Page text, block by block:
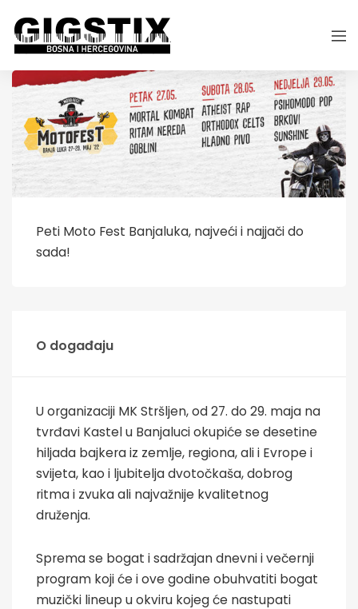
Peti Moto Fest Banjaluka, najveći i najjači do
sada!
O događaju
U organizaciji MK Stršljen, od 27. do 29. maja na
tvrđavi Kastel u Banjaluci okupiće se desetine
hiljada bajkera iz zemlje, regiona, ali i Evrope i
svijeta, kao i ljubitelja dvotočkaša, dobrog
ritma i zvuka ali najvažnije kvalitetnog
druženja.
Sprema se bogat i sadržajan dnevni i večernji
program koji će i ove godine obuhvatiti bogat
muzički lineup u okviru kojeg će nastupati